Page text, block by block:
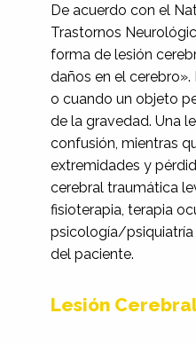
De acuerdo con el
Trastornos
forma de lesión
daños en el
o cuando un objeto
de la gravedad. Una
confusión, mientras
extremidades y
cerebral traumática
fisioterapia, terapia
psicología/psiquiatría
del paciente.
Lesión